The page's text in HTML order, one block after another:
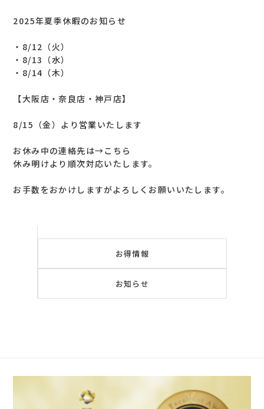
2025年夏季休暇のお知らせ
・8/12（火）
・8/13（水）
・8/14（木）
【大阪店・奈良店・神戸店】
8/15（金）より営業いたします
お休み中の連絡先は→こちら
休み明けより順次対応いたします。
お手数をおかけしますがよろしくお願いいたします。
お得情報
お知らせ